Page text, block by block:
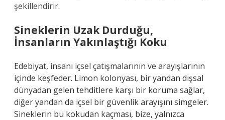
şekillendirir.
Sineklerin Uzak Durduğu,
İnsanların Yakınlaştığı Koku
Edebiyat, insanı içsel çatışmalarının ve arayışlarının
içinde keşfeder. Limon kolonyası, bir yandan dışsal
dünyadan gelen tehditlere karşı bir koruma sağlar,
diğer yandan da içsel bir güvenlik arayışını simgeler.
Sineklerin bu kokudan kaçması, bize, yalnızca